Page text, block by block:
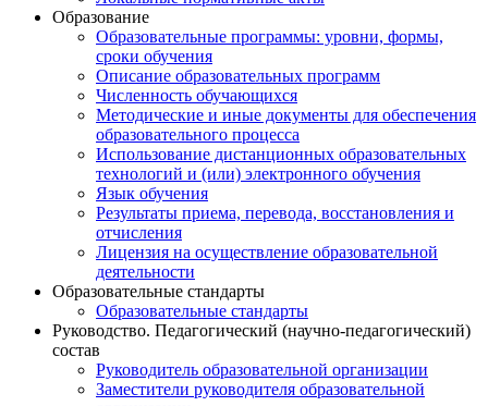
Образование
Образовательные программы: уровни, формы,
сроки обучения
Описание образовательных программ
Численность обучающихся
Методические и иные документы для обеспечения
образовательного процесса
Использование дистанционных образовательных
технологий и (или) электронного обучения
Язык обучения
Результаты приема, перевода, восстановления и
отчисления
Лицензия на осуществление образовательной
деятельности
Образовательные стандарты
Образовательные стандарты
Руководство. Педагогический (научно-педагогический)
состав
Руководитель образовательной организации
Заместители руководителя образовательной